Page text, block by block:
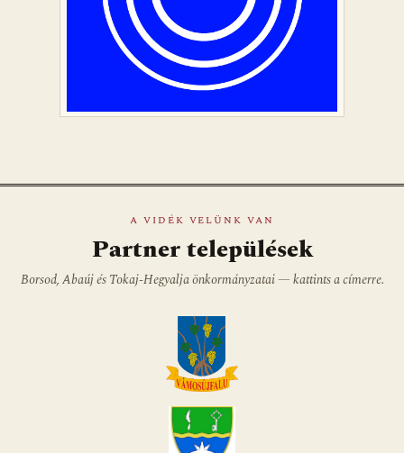
A VIDÉK VELÜNK VAN
Partner települések
Borsod, Abaúj és Tokaj-Hegyalja önkormányzatai — kattints a címerre.